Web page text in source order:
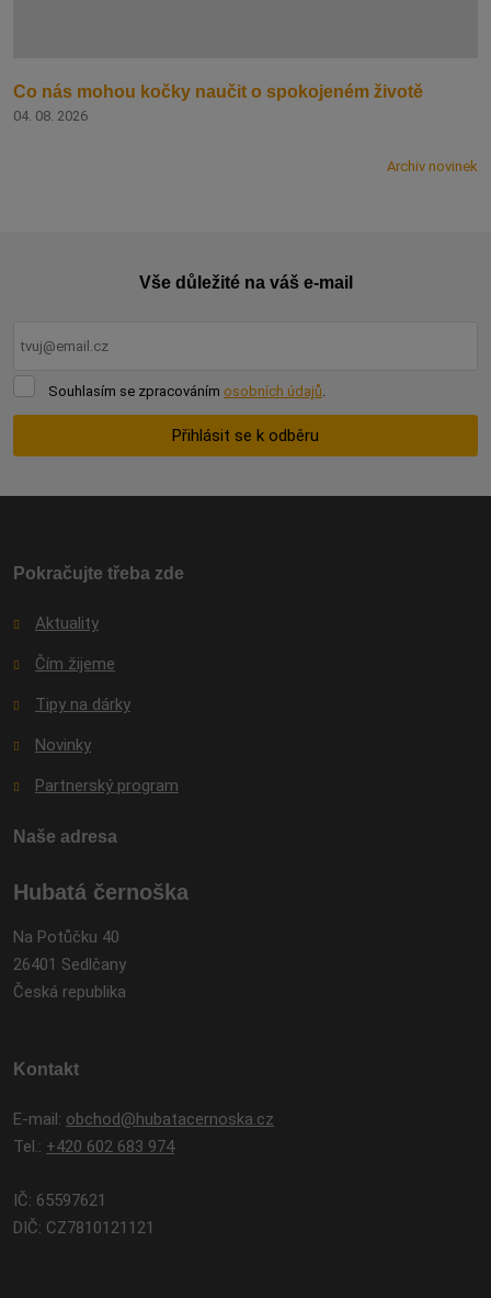
Co nás mohou kočky naučit o spokojeném životě
04. 08. 2026
Archiv novinek
Vše důležité na váš e-mail
Souhlasím
Souhlasím se zpracováním osobních údajů
Přihlásit se k odběru
odeslat.
Pokračujte třeba zde
Aktuality
Čím žijeme
Tipy na dárky
Novinky
Partnerský program
Naše adresa
Hubatá černoška
Na Potůčku 40
26401 Sedlčany
Česká republika
Kontakt
E-mail: obchod@hubatacernoska.cz
Tel.: +420 602 683 974
IČ: 65597621
DIČ: CZ7810121121